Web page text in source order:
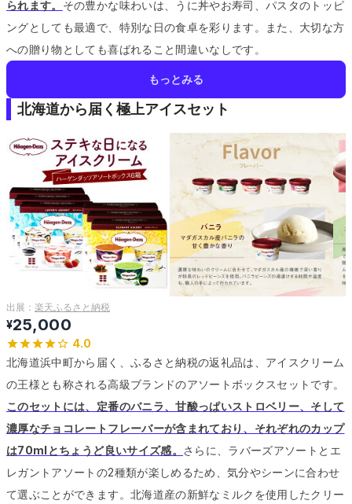
られます。 その豊かな味わいは、うに丼やお寿司、パスタのトッピ
ングとしても最適で、特別な日の食卓を彩ります。
また、大切な方
への贈り物としても喜ばれること間違いなしです。
もっとみる
北海道から届く極上アイスセット
出展： 楽天ふるさと納税
¥25,000
4.0
北海道浜中町から届く、ふるさと納税の返礼品は、アイスクリーム
の王様とも称される高級ブランドのアソートボックスセットです。
このセットには、定番のバニラ、甘酸っぱいストロベリー、そして
濃厚なチョコレートフレーバーが含まれており、それぞれのカップ
は70mlとちょうど良いサイズ感。
さらに、ラバーズアソートとエ
レガントアソートの2種類が楽しめるため、気分やシーンに合わせ
て選ぶことができます。 北海道産の新鮮なミルクを使用したクリー